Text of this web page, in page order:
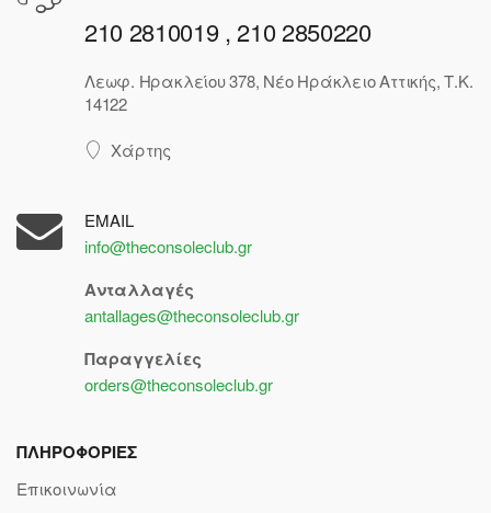
210 2810019 , 210 2850220
Λεωφ. Ηρακλείου 378, Νέο Ηράκλειο Αττικής, Τ.Κ.
14122
Χάρτης
EMAIL
info@theconsoleclub.gr
Ανταλλαγές
antallages@theconsoleclub.gr
Παραγγελίες
orders@theconsoleclub.gr
ΠΛΗΡΟΦΟΡΙΕΣ
Επικοινωνία